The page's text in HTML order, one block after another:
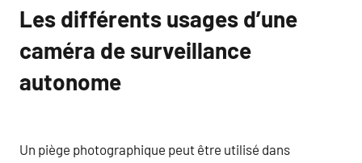
Les différents usages d’une
caméra de surveillance
autonome
Un piège photographique peut être utilisé dans